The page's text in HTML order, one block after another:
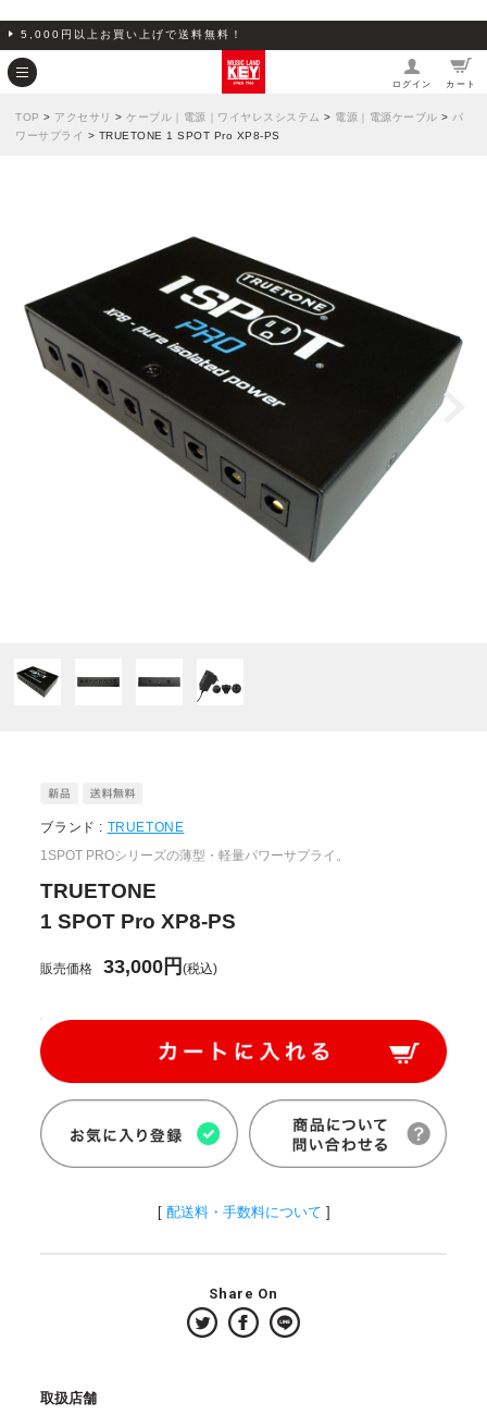
5,000円以上お買い上げで送料無料！
ログイン カート
TOP > アクセサリ > ケーブル｜電源｜ワイヤレスシステム > 電源｜電源ケーブル > パ
ワーサプライ > TRUETONE 1 SPOT Pro XP8-PS
ブランド : TRUETONE
1SPOT PROシリーズの薄型・軽量パワーサプライ。
TRUETONE
1 SPOT Pro XP8-PS
販売価格 33,000円(税込)
[ 配送料・手数料について ]
Share On
取扱店舗